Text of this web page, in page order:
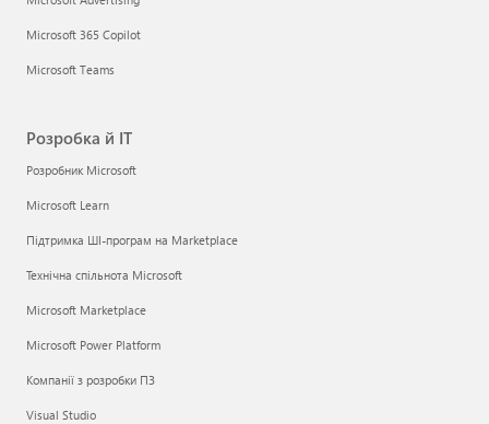
Microsoft 365 Copilot
Microsoft Teams
Розробка й ІТ
Розробник Microsoft
Microsoft Learn
Підтримка ШІ-програм на Marketplace
Технічна спільнота Microsoft
Microsoft Marketplace
Microsoft Power Platform
Компанії з розробки ПЗ
Visual Studio